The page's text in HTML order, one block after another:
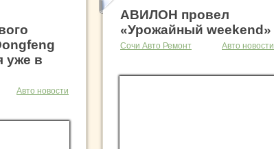
уже в
Авто новости
АВИЛОН провел
«Урожайный weekend»
Сочи Авто Ремонт Авто новости